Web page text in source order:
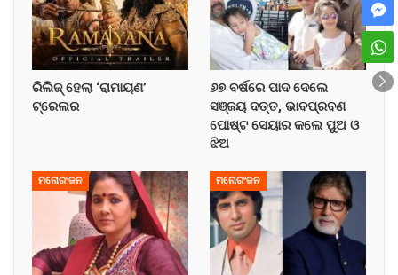
ରିଲିଜ୍ ହେଲା ‘ରାମାୟଣ’
ଟ୍ରେଲର
୬୭ ବର୍ଷରେ ପାଦ ଦେଲେ
ସଞ୍ଜୟ ଦତ୍ତ, ଭାବପ୍ରବଣ
ପୋଷ୍ଟ ସେୟାର କଲେ ପୁଅ ଓ
ଝିଅ
ମନୋରଂଜନ ମନୋରଂଜନ